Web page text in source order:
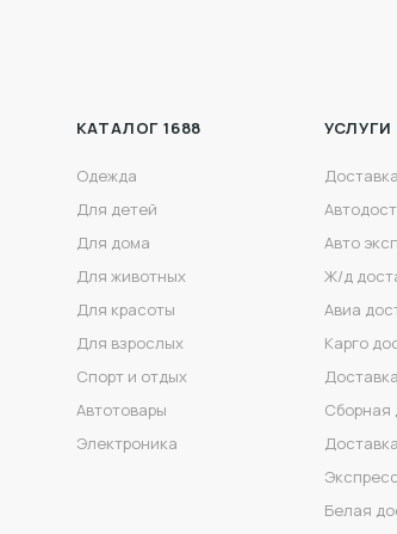
КАТАЛОГ 1688
Одежда
Для детей
Для дома
Для животных
Для красоты
Для взрослых
Спорт и отдых
Автотовары
Электроника
УСЛУГИ
Авто
Ж/д
Авиа
Карго
Сборная
Белая